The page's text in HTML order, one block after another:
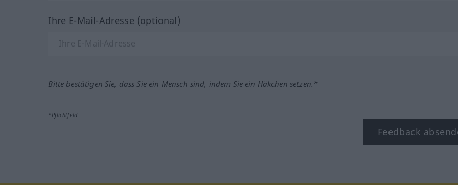
Ihre E-Mail-Adresse (optional)
Bitte bestätigen Sie, dass Sie ein Mensch sind, indem Sie ein Häkchen setzen.*
*Pflichtfeld
Feedback